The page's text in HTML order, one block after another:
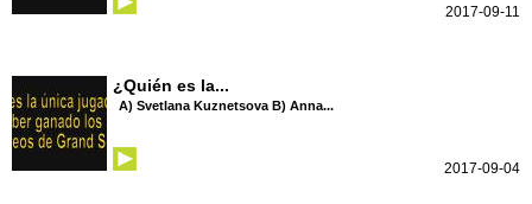
2017-09-11
¿Quién es la...
A) Svetlana Kuznetsova B) Anna...
2017-09-04